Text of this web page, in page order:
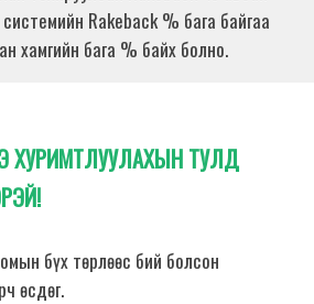
Rakeback % бага байгаа
хамгийн бага % байх болно.
ХУРИМТЛУУЛАХЫН ТУЛД
бүх төрлөөс бий болсон
өсдөг.